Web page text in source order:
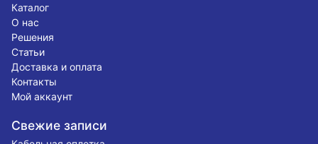
Каталог
О нас
Решения
Статьи
Доставка и оплата
Контакты
Мой аккаунт
Свежие записи